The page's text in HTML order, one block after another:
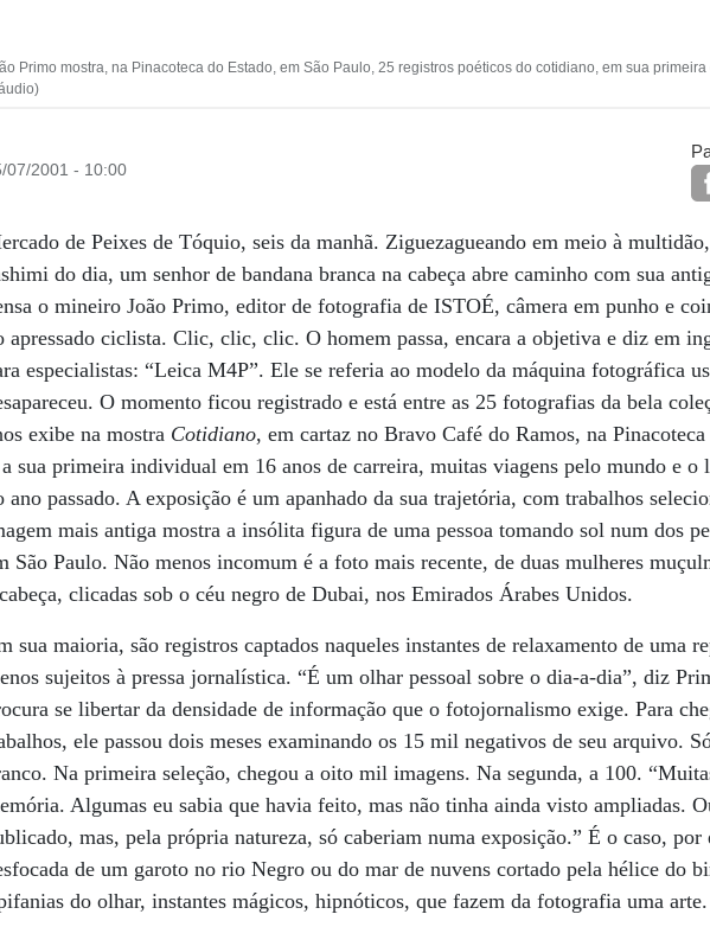
Primo mostra, na Pinacoteca do Estado, em São Paulo, 25 registros poéticos do cotidiano, em sua
07/2001 - 10:00
de Peixes de Tóquio, seis da manhã. Ziguezagueando em meio à
do dia, um senhor de bandana branca na cabeça abre caminho com sua
o mineiro João Primo, editor de fotografia de ISTOÉ, câmera em punho e
apressado ciclista. Clic, clic, clic. O homem passa, encara a objetiva e diz em
especialistas: “Leica M4P”. Ele se referia ao modelo da máquina fotográfica
O momento ficou registrado e está entre as 25 fotografias da bela
exibe na mostra Cotidiano, em cartaz no Bravo Café do Ramos, na
sua primeira individual em 16 anos de carreira, muitas viagens pelo mundo e o
ano passado. A exposição é um apanhado da sua trajetória, com trabalhos
mais antiga mostra a insólita figura de uma pessoa tomando sol num dos
São Paulo. Não menos incomum é a foto mais recente, de duas mulheres
clicadas sob o céu negro de Dubai, nos Emirados Árabes Unidos.
sua maioria, são registros captados naqueles instantes de relaxamento de uma
sujeitos à pressa jornalística. “É um olhar pessoal sobre o dia-a-dia”, diz
se libertar da densidade de informação que o fotojornalismo exige. Para
ele passou dois meses examinando os 15 mil negativos de seu arquivo.
Na primeira seleção, chegou a oito mil imagens. Na segunda, a 100.
Algumas eu sabia que havia feito, mas não tinha ainda visto ampliadas.
mas, pela própria natureza, só caberiam numa exposição.” É o caso,
de um garoto no rio Negro ou do mar de nuvens cortado pela hélice do
do olhar, instantes mágicos, hipnóticos, que fazem da fotografia uma arte.